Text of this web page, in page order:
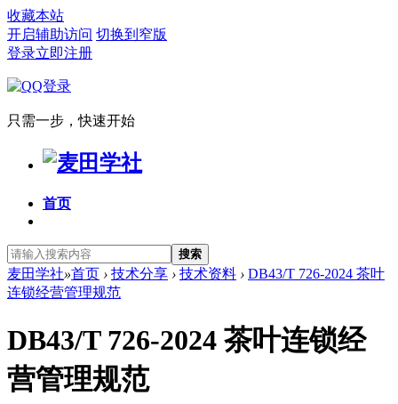
收藏本站
开启辅助访问 切换到窄版
登录立即注册
只需一步，快速开始
首页
搜索
麦田学社»首页 › 技术分享 › 技术资料 › DB43/T 726-2024 茶叶
连锁经营管理规范
DB43/T 726-2024 茶叶连锁经
营管理规范